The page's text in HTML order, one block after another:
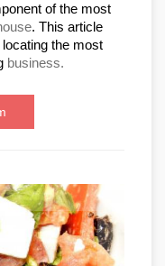
of the most
. This article
the most
business.